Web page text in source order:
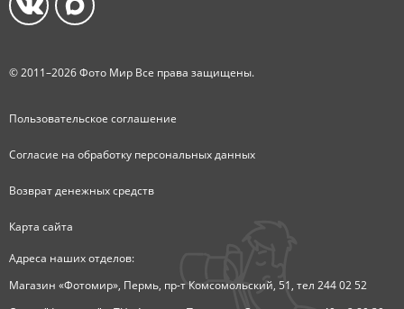
© 2011–2026 Фото Мир Все права защищены.
Пользовательское соглашение
Согласие на обработку персональных данных
Возврат денежных средств
Карта сайта
Адреса наших отделов:
Магазин «Фотомир», Пермь, пр-т Комсомольский, 51, тел 244 02 52